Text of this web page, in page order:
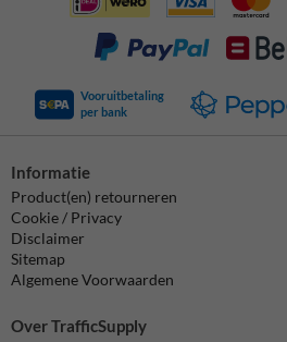
Vooruitbetaling
per bank
Informatie
Product(en) retourneren
Cookie / Privacy
Disclaimer
Sitemap
Algemene Voorwaarden
Over TrafficSupply